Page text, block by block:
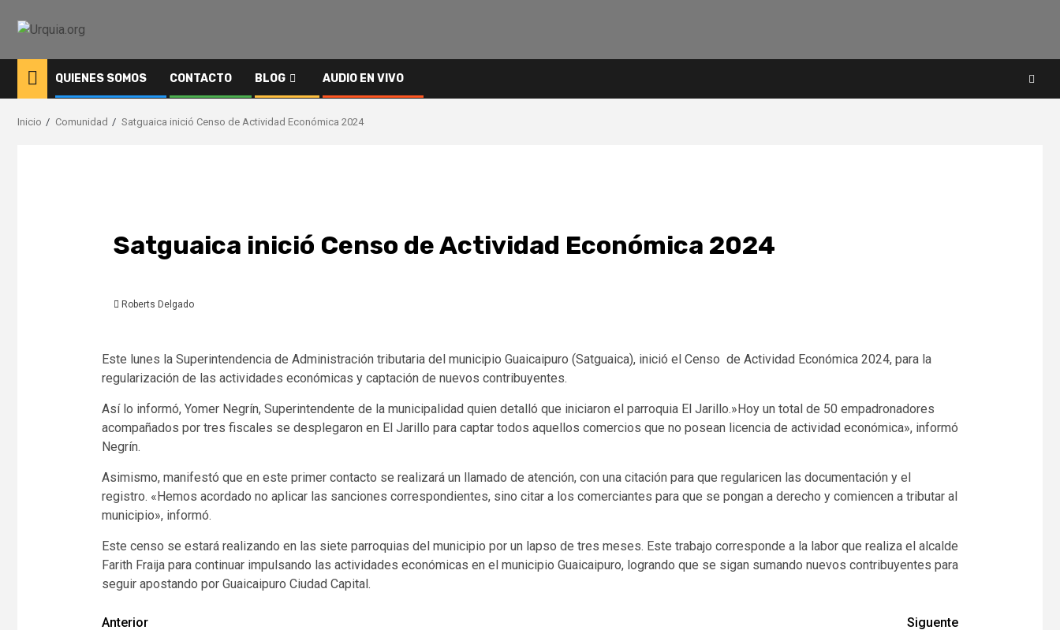
QUIENES SOMOS CONTACTO BLOG AUDIO EN VIVO
Inicio Comunidad Satguaica inició Censo de Actividad Económica 2024
Satguaica inició Censo de Actividad Económica 2024
Roberts Delgado
Este lunes la Superintendencia de Administración tributaria del municipio Guaicaipuro (Satguaica), inició el Censo de Actividad Económica 2024, para la
regularización de las actividades económicas y captación de nuevos contribuyentes.
Así lo informó, Yomer Negrín, Superintendente de la municipalidad quien detalló que iniciaron el parroquia El Jarillo.»Hoy un total de 50 empadronadores
acompañados por tres fiscales se desplegaron en El Jarillo para captar todos aquellos comercios que no posean licencia de actividad económica», informó
Negrín.
Asimismo, manifestó que en este primer contacto se realizará un llamado de atención, con una citación para que regularicen las documentación y el
registro. «Hemos acordado no aplicar las sanciones correspondientes, sino citar a los comerciantes para que se pongan a derecho y comiencen a tributar al
municipio», informó.
Este censo se estará realizando en las siete parroquias del municipio por un lapso de tres meses. Este trabajo corresponde a la labor que realiza el alcalde
Farith Fraija para continuar impulsando las actividades económicas en el municipio Guaicaipuro, logrando que se sigan sumando nuevos contribuyentes para
seguir apostando por Guaicaipuro Ciudad Capital.
Anterior
Siguente